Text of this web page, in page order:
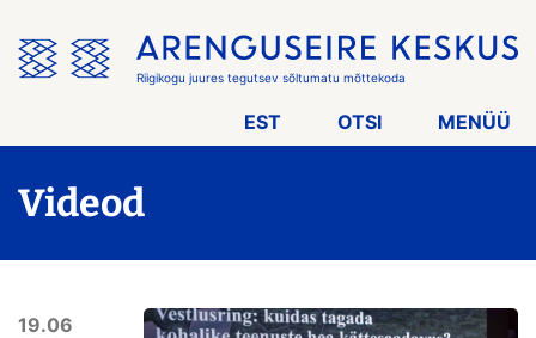
menüü
vahele
Riigikogu juures tegutsev sõltumatu mõttekoda
EST OTSI MENÜÜ
Videod
19.06